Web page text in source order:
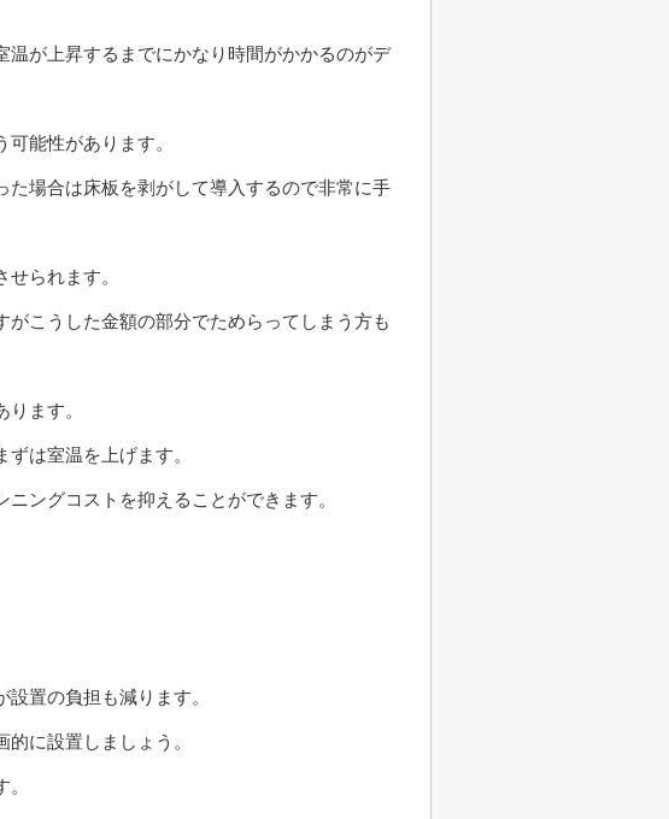
が上昇するまでにかなり時間がかかるのがデ
能性があります。
場合は床板を剥がして導入するので非常に手
られます。
こうした金額の部分でためらってしまう方も
ます。
は室温を上げます。
ングコストを抑えることができます。
置の負担も減ります。
に設置しましょう。